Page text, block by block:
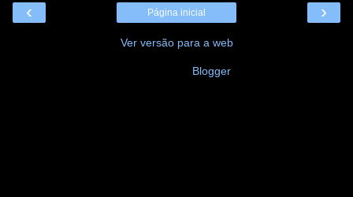
‹ ›
Página inicial
Ver versão para a web
Blogger.